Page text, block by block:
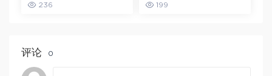
网盘打包下载
236
现东方美,百度网盘资源
199
评论 0